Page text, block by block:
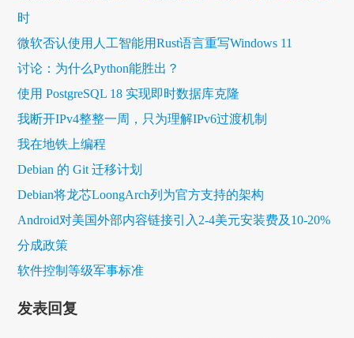
时
微软否认使用人工智能用Rust语言重写Windows 11
讨论：为什么Python能胜出？
使用 PostgreSQL 18 实现即时数据库克隆
我断开IPv4整整一周，只为理解IPv6过渡机制
我在地铁上编程
Debian 的 Git 迁移计划
Debian将龙芯LoongArch列为官方支持的架构
Android对美国外部内容链接引入2-4美元安装费及10-20%
分成政策
软件控制等级军事标准
发表回复